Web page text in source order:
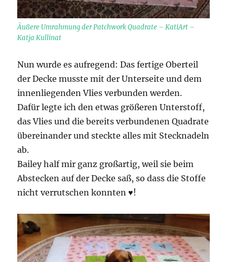
Äußere Umrahmung der Patchwork Quadrate – KatiArt –
Katja Kullinat
Nun wurde es aufregend: Das fertige Oberteil
der Decke musste mit der Unterseite und dem
innenliegenden Vlies verbunden werden.
Dafür legte ich den etwas größeren Unterstoff,
das Vlies und die bereits verbundenen Quadrate
übereinander und steckte alles mit Stecknadeln
ab.
Bailey half mir ganz großartig, weil sie beim
Abstecken auf der Decke saß, so dass die Stoffe
nicht verrutschen konnten ♥!